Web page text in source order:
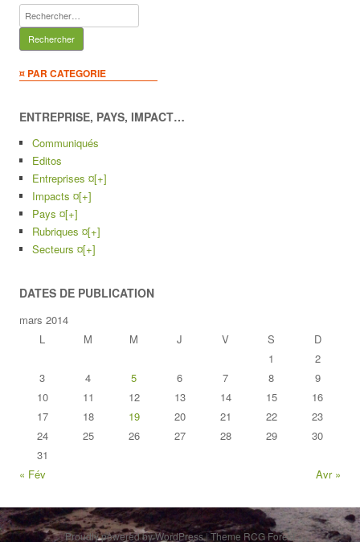
Rechercher :
¤ PAR CATEGORIE
ENTREPRISE, PAYS, IMPACT…
Communiqués
Editos
Entreprises ¤[+]
Impacts ¤[+]
Pays ¤[+]
Rubriques ¤[+]
Secteurs ¤[+]
DATES DE PUBLICATION
mars 2014
L
M M J V S
D
1
2
3
4 5 6 7 8
9
10
11 12 13 14 15
16
17
18 19 20 21 22
23
24
25 26 27 28 29
30
31
« Fév
Avr »
Proudly powered by WordPress|Theme RCG Forest